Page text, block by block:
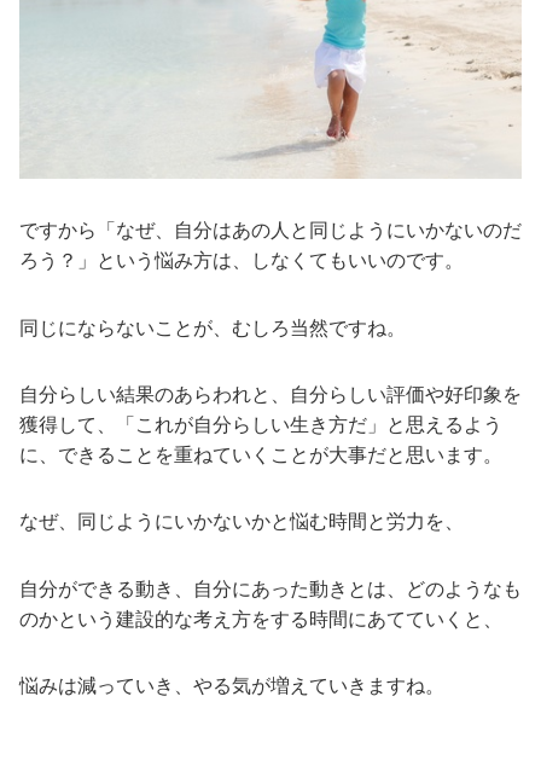
ですから「なぜ、自分はあの人と同じようにいかないのだ
ろう？」という悩み方は、しなくてもいいのです。
同じにならないことが、むしろ当然ですね。
自分らしい結果のあらわれと、自分らしい評価や好印象を
獲得して、「これが自分らしい生き方だ」と思えるよう
に、できることを重ねていくことが大事だと思います。
なぜ、同じようにいかないかと悩む時間と労力を、
自分ができる動き、自分にあった動きとは、どのようなも
のかという建設的な考え方をする時間にあてていくと、
悩みは減っていき、やる気が増えていきますね。